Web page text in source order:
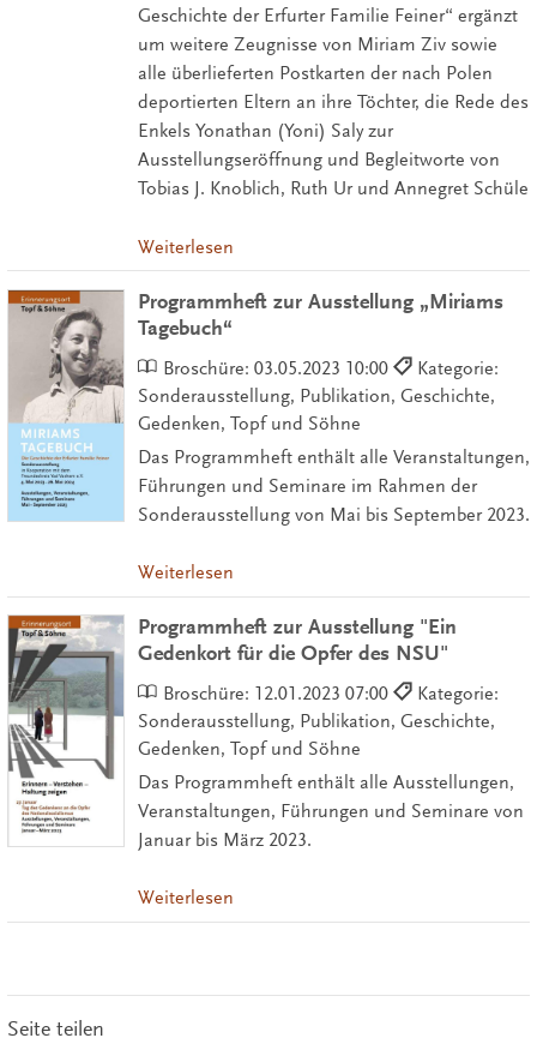
Geschichte der Erfurter Familie Feiner“ ergänzt
um weitere Zeugnisse von Miriam Ziv sowie
alle überlieferten Postkarten der nach Polen
deportierten Eltern an ihre Töchter, die Rede des
Enkels Yonathan (Yoni) Saly zur
Ausstellungseröffnung und Begleitworte von
Tobias J. Knoblich, Ruth Ur und Annegret Schüle
Weiterlesen
Programmheft zur Ausstellung „Miriams
Tagebuch“
Broschüre: 03.05.2023 10:00
Kategorie:
Sonderausstellung, Publikation, Geschichte,
Gedenken, Topf und Söhne
Das Programmheft enthält alle Veranstaltungen,
Führungen und Seminare im Rahmen der
Sonderausstellung von Mai bis September 2023.
Weiterlesen
Programmheft zur Ausstellung "Ein
Gedenkort für die Opfer des NSU"
Broschüre: 12.01.2023 07:00
Kategorie:
Sonderausstellung, Publikation, Geschichte,
Gedenken, Topf und Söhne
Das Programmheft enthält alle Ausstellungen,
Veranstaltungen, Führungen und Seminare von
Januar bis März 2023.
Weiterlesen
Seite teilen